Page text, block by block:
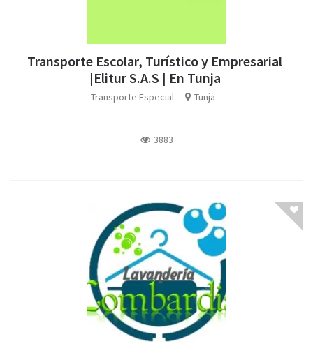
Transporte Escolar, Turístico y Empresarial
|Elitur S.A.S | En Tunja
Transporte Especial Tunja
3883